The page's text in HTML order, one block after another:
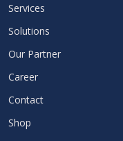
Services
Solutions
Our Partner
Career
Contact
Shop